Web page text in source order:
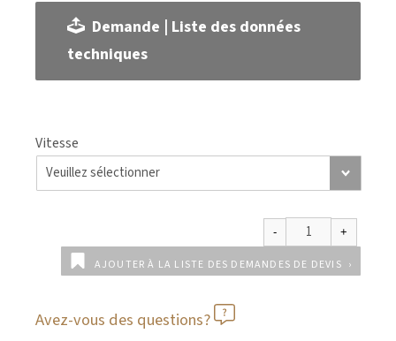
Demande | Liste des données
techniques
Vitesse
AJOUTER À LA LISTE DES DEMANDES DE DEVIS
Avez-vous des questions?